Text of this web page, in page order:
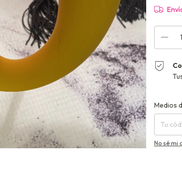
Entregas
Medios
No sé mi